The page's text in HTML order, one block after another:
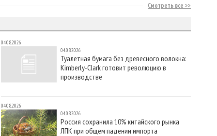
Смотреть все
04.08.2026
04.08.2026
Туалетная бумага без древесного волокна:
Kimberly-Clark готовит революцию в
производстве
04.08.2026
04.08.2026
Россия сохранила 10% китайского рынка
ЛПК при общем падении импорта